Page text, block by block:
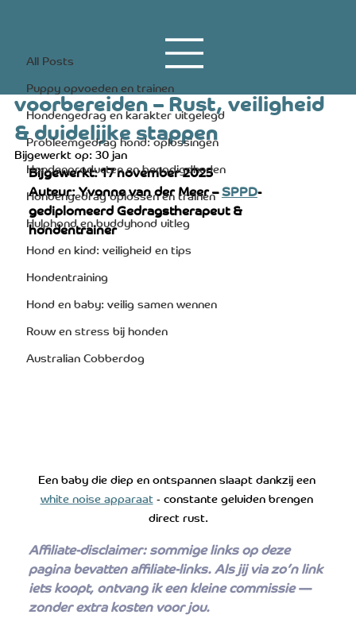
All Posts
Puppy opvoeden en trainen
Hondengedrag en karakter uitgelegd
Probleemgedrag hond: oplossingen
Hondenproducten en benodigdheden
Hondengedrag oplossen en trainen
Hulphond en buddyhond uitleg
Hond en kind: veiligheid en tips
Hondentraining
Hond en baby: veilig samen wennen
Rouw en stress bij honden
Australian Cobberdog
Baby op komst? Hond
voorbereiden – Rust, veiligheid
& duidelijke stappen
6 minuten om te lezen
Bijgewerkt op:30 jan
Bijgewerkt: 17 november 2025
Auteur: Yvonne van der Meer – SPPD-
gediplomeerd Gedragstherapeut &
hondentrainer
Een baby die diep en ontspannen slaapt dankzij een
white noise apparaat - constante geluiden brengen
direct rust.
Affiliate-disclaimer: sommige links op deze
pagina bevatten affiliate-links. Als jij via zo’n link
iets koopt, ontvang ik een kleine commissie —
zonder extra kosten voor jou.